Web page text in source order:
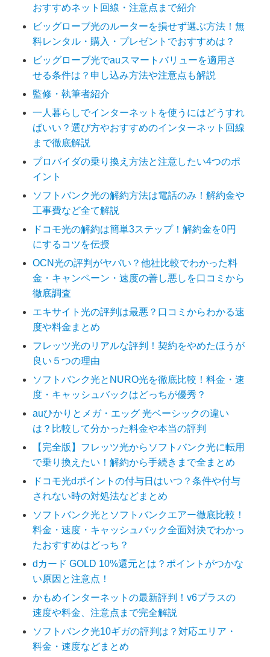
おすすめネット回線・注意点まで紹介
ビッグローブ光のルーターを損せず選ぶ方法！無
料レンタル・購入・プレゼントでおすすめは？
ビッグローブ光でauスマートバリューを適用さ
せる条件は？申し込み方法や注意点も解説
監修・執筆者紹介
一人暮らしでインターネットを使うにはどうすれ
ばいい？選び方やおすすめのインターネット回線
まで徹底解説
プロバイダの乗り換え方法と注意したい4つのポ
イント
ソフトバンク光の解約方法は電話のみ！解約金や
工事費など全て解説
ドコモ光の解約は簡単3ステップ！解約金を0円
にするコツを伝授
OCN光の評判がヤバい？他社比較でわかった料
金・キャンペーン・速度の善し悪しを口コミから
徹底調査
エキサイト光の評判は最悪？口コミからわかる速
度や料金まとめ
フレッツ光のリアルな評判！契約をやめたほうが
良い５つの理由
ソフトバンク光とNURO光を徹底比較！料金・速
度・キャッシュバックはどっちが優秀？
auひかりとメガ・エッグ 光ベーシックの違い
は？比較して分かった料金や本当の評判
【完全版】フレッツ光からソフトバンク光に転用
で乗り換えたい！解約から手続きまで全まとめ
ドコモ光dポイントの付与日はいつ？条件や付与
されない時の対処法などまとめ
ソフトバンク光とソフトバンクエアー徹底比較！
料金・速度・キャッシュバック全面対決でわかっ
たおすすめはどっち？
dカード GOLD 10%還元とは？ポイントがつかな
い原因と注意点！
かもめインターネットの最新評判！v6プラスの
速度や料金、注意点まで完全解説
ソフトバンク光10ギガの評判は？対応エリア・
料金・速度などまとめ